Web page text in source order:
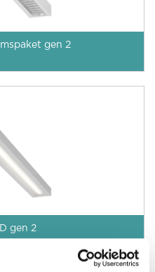
gen 2
gen 2